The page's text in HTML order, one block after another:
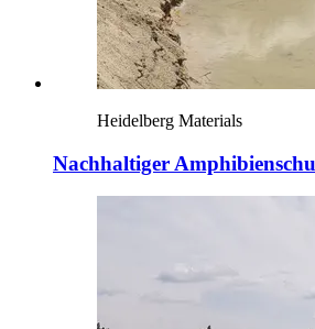
Heidelberg Materials
Nachhaltiger